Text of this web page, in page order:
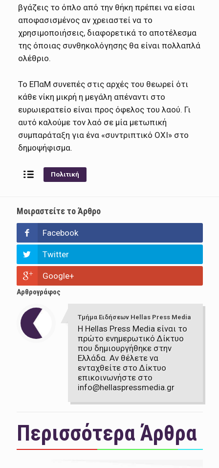
βγάζεις το όπλο από την θήκη πρέπει να είσαι
αποφασισμένος αν χρειαστεί να το
χρησιμοποιήσεις, διαφορετικά το αποτέλεσμα
της όποιας συνθηκολόγησης θα είναι πολλαπλά
ολέθριο.
Το ΕΠαΜ συνεπές στις αρχές του θεωρεί ότι
κάθε νίκη μικρή η μεγάλη απέναντι στο
ευρωιερατείο είναι προς όφελος του λαού. Γι
αυτό καλούμε τον λαό σε μία μετωπική
συμπαράταξη για ένα «συντριπτικό ΟΧΙ» στο
δημοψήφισμα.
Πολιτική
Μοιραστείτε το Άρθρο
Facebook
Twitter
Google+
Αρθρογράφος
Τμήμα Ειδήσεων Hellas Press Media
Η Hellas Press Media είναι το
πρώτο ενημερωτικό Δίκτυο
που δημιουργήθηκε στην
Ελλάδα. Αν θέλετε να
ενταχθείτε στο Δίκτυο
επικοινωνήστε στο
info@hellaspressmedia.gr
Περισσότερα Άρθρα